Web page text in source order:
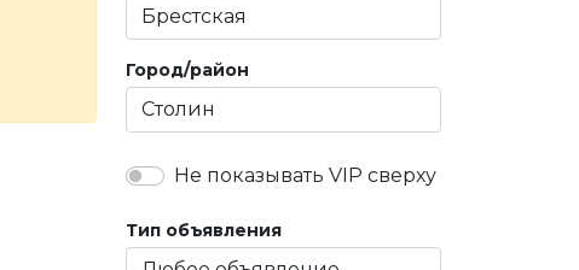
Город/район
Не показывать VIP сверху
Тип объявления